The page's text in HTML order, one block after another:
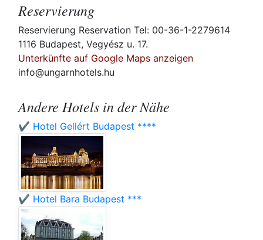
Reservierung
Reservierung Reservation Tel: 00-36-1-2279614
1116 Budapest, Vegyész u. 17.
Unterkünfte auf Google Maps anzeigen
info@ungarnhotels.hu
Andere Hotels in der Nähe
✔️ Hotel Gellért Budapest ****
✔️ Hotel Bara Budapest ***